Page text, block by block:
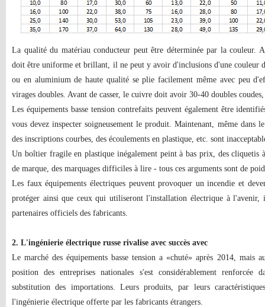
La qualité du matériau conducteur peut être déterminée par la couleur.
doit être uniforme et brillant, il ne peut y avoir d'inclusions d'une couleur
ou en aluminium de haute qualité se plie facilement même avec peu
virages doubles. Avant de casser, le cuivre doit avoir 30-40 doubles
Les équipements basse tension contrefaits peuvent également être
vous devez inspecter soigneusement le produit. Maintenant, même dans
des inscriptions courbes, des écoulements en plastique, etc. sont
Un boîtier fragile en plastique inégalement peint à bas prix, des cliquetis
de marque, des marquages ​​difficiles à lire - tous ces arguments sont de
Les faux équipements électriques peuvent provoquer un incendie et
protéger ainsi que ceux qui utiliseront l'installation électrique à l'avenir,
partenaires officiels des fabricants.
2. L'ingénierie électrique russe rivalise avec succès avec
Le marché des équipements basse tension a «chuté» après 2014, mais
position des entreprises nationales s'est considérablement
substitution des importations. Leurs produits, par leurs
l'ingénierie électrique offerte par les fabricants étrangers.